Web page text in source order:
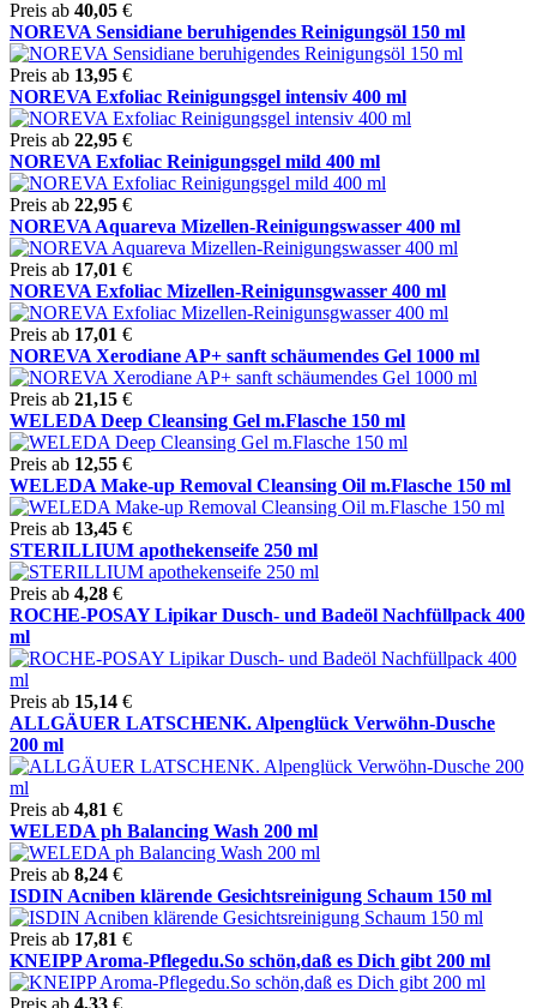
Preis ab 40,05 €
NOREVA Sensidiane beruhigendes Reinigungsöl 150 ml
Preis ab 13,95 €
NOREVA Exfoliac Reinigungsgel intensiv 400 ml
Preis ab 22,95 €
NOREVA Exfoliac Reinigungsgel mild 400 ml
Preis ab 22,95 €
NOREVA Aquareva Mizellen-Reinigungswasser 400 ml
Preis ab 17,01 €
NOREVA Exfoliac Mizellen-Reinigunsgwasser 400 ml
Preis ab 17,01 €
NOREVA Xerodiane AP+ sanft schäumendes Gel 1000 ml
Preis ab 21,15 €
WELEDA Deep Cleansing Gel m.Flasche 150 ml
Preis ab 12,55 €
WELEDA Make-up Removal Cleansing Oil m.Flasche 150 ml
Preis ab 13,45 €
STERILLIUM apothekenseife 250 ml
Preis ab 4,28 €
ROCHE-POSAY Lipikar Dusch- und Badeöl Nachfüllpack 400
ml
Preis ab 15,14 €
ALLGÄUER LATSCHENK. Alpenglück Verwöhn-Dusche
200 ml
Preis ab 4,81 €
WELEDA ph Balancing Wash 200 ml
Preis ab 8,24 €
ISDIN Acniben klärende Gesichtsreinigung Schaum 150 ml
Preis ab 17,81 €
KNEIPP Aroma-Pflegedu.So schön,daß es Dich gibt 200 ml
Preis ab 4,33 €